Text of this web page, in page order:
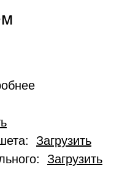
Загрузить
Загрузить